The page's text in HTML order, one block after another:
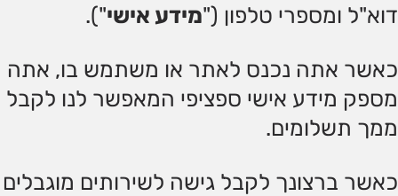
דוא"ל ומספרי טלפון ("מידע אישי").
כאשר אתה נכנס לאתר או משתמש בו, אתה
מספק מידע אישי ספציפי המאפשר לנו לקבל
ממך תשלומים.
כאשר ברצונך לקבל גישה לשירותים מוגבלים